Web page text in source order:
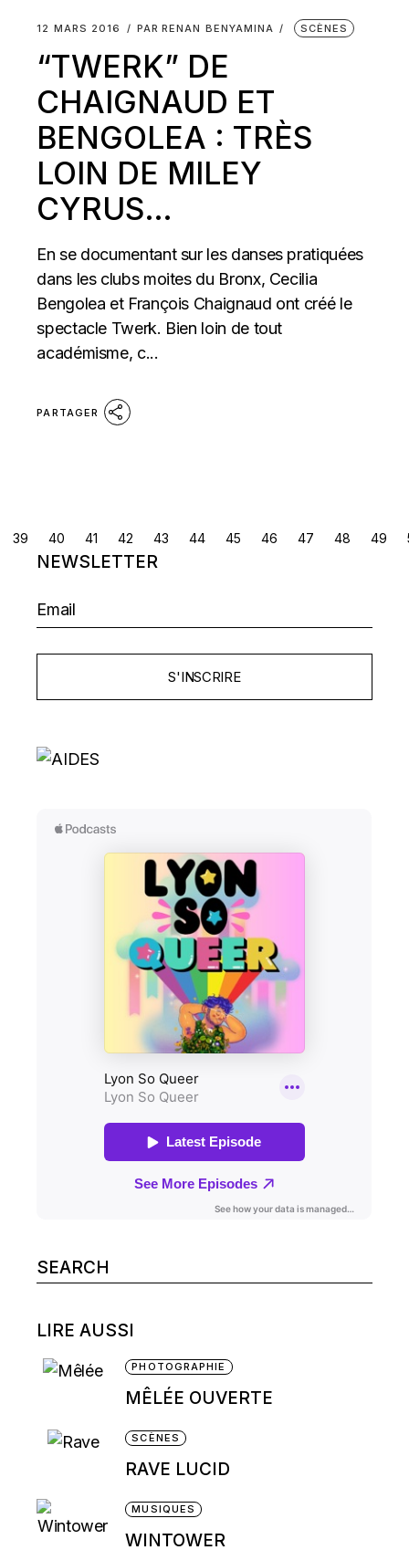
12 MARS 2016 PAR RENAN BENYAMINA SCÈNES
“TWERK” DE
CHAIGNAUD ET
BENGOLEA : TRÈS
LOIN DE MILEY
CYRUS…
En se documentant sur les danses pratiquées
dans les clubs moites du Bronx, Cecilia
Bengolea et François Chaignaud ont créé le
spectacle Twerk. Bien loin de tout
académisme, c...
PARTAGER
NAVIGATION
DES
ARTICLES
39 40 41 42 43 44 45 46 47 48 49
NEWSLETTER
S'INSCRIRE
Search
for:
LIRE AUSSI
PHOTOGRAPHIE
MÊLÉE OUVERTE
SCÈNES
RAVE LUCID
MUSIQUES
WINTOWER